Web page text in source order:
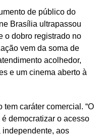
de público do
Brasília ultrapassou
o dobro registrado no
vem da soma de
acolhedor,
e um cinema aberto à
caráter comercial. “O
democratizar o acesso
aos